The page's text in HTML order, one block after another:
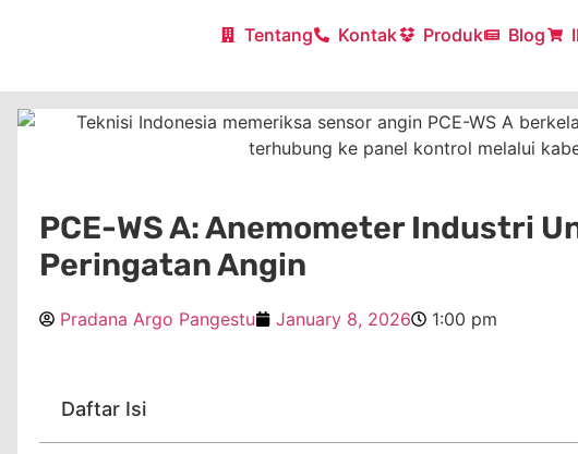
Tentang Kontak Produk Blog
PCE-WS A: Anemometer Industri
Peringatan Angin
Pradana Argo Pangestu January 8, 2026 1:00 pm
Daftar Isi